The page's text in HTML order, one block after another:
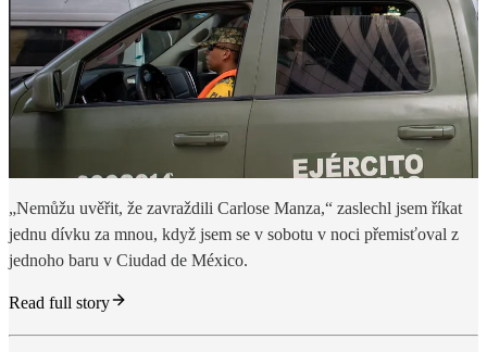
„Nemůžu uvěřit, že zavraždili Carlose Manza,“ zaslechl jsem říkat
jednu dívku za mnou, když jsem se v sobotu v noci přemisťoval z
jednoho baru v Ciudad de México.
Read full story